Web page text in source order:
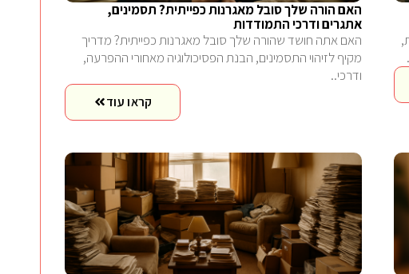
האם הורה שלך סובל מאגרנות כפייתית? תסמינים,
אתגרים ודרכי התמודדות
האם אתה חושד שהורה שלך סובל מאגרנות כפייתית? מדריך
מקיף לזיהוי התסמינים, הבנת הפסיכולוגיה מאחורי ההפרעה,
ודרכי..
קראו עוד